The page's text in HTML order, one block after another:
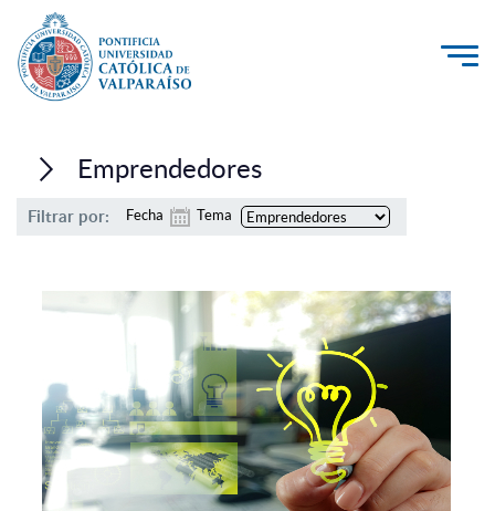
Investigación, Creación e Innovación
PUCV Internacional
Pregrado
Postgrado
Formación Continua
Emprendedores
Filtrar por: Fecha Tema